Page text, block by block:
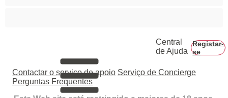
Central
de Ajuda
Registar-
se
Contactar o serviço de apoio Serviço de Concierge
Perguntas Frequentes